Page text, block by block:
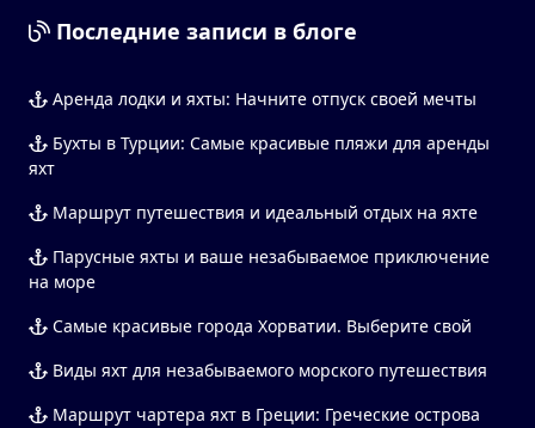
Последние записи в блоге
Аренда лодки и яхты: Начните отпуск своей мечты
Бухты в Турции: Самые красивые пляжи для аренды
яхт
Маршрут путешествия и идеальный отдых на яхте
Парусные яхты и ваше незабываемое приключение
на море
Самые красивые города Хорватии. Выберите свой
Виды яхт для незабываемого морского путешествия
Маршрут чартера яхт в Греции: Греческие острова